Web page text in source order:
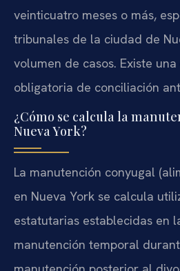
veinticuatro meses o más,
tribunales de la ciudad de
volumen de casos. Existe
obligatoria de conciliación
¿Cómo se calcula la
Nueva York?
La manutención conyugal
en Nueva York se calcula
estatutarias establecidas en
manutención temporal